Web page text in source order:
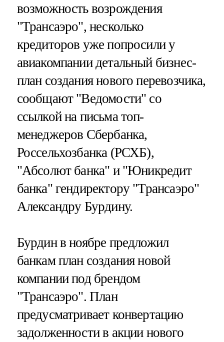
возможность возрождения
"Трансаэро", несколько
кредиторов уже попросили у
авиакомпании детальный бизнес-
план создания нового перевозчика,
сообщают "Ведомости" со
ссылкой на письма топ-
менеджеров Сбербанка,
Россельхозбанка (РСХБ),
"Абсолют банка" и "Юникредит
банка" гендиректору "Трансаэро"
Александру Бурдину.
Бурдин в ноябре предложил
банкам план создания новой
компании под брендом
"Трансаэро". План
предусматривает конвертацию
задолженности в акции нового